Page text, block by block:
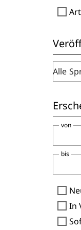
check_box_outline_blank
Alle
von
bis
check_box_outline_blank
check_box_outline_blank In
check_box_outline_blank